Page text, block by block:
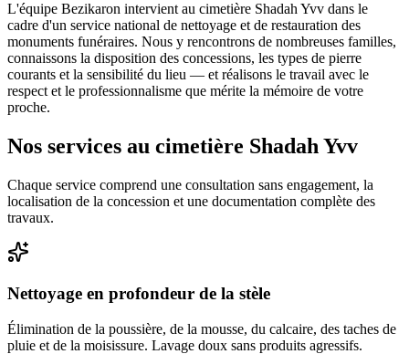
L'équipe Bezikaron intervient au cimetière Shadah Yvv dans le
cadre d'un service national de nettoyage et de restauration des
monuments funéraires. Nous y rencontrons de nombreuses familles,
connaissons la disposition des concessions, les types de pierre
courants et la sensibilité du lieu — et réalisons le travail avec le
respect et le professionnalisme que mérite la mémoire de votre
proche.
Nos services au cimetière Shadah Yvv
Chaque service comprend une consultation sans engagement, la
localisation de la concession et une documentation complète des
travaux.
Nettoyage en profondeur de la stèle
Élimination de la poussière, de la mousse, du calcaire, des taches de
pluie et de la moisissure. Lavage doux sans produits agressifs.